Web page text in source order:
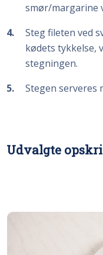
smør/margarine
4
Steg fileten ved
kødets tykkelse,
stegningen.
5
Stegen serveres
Udvalgte